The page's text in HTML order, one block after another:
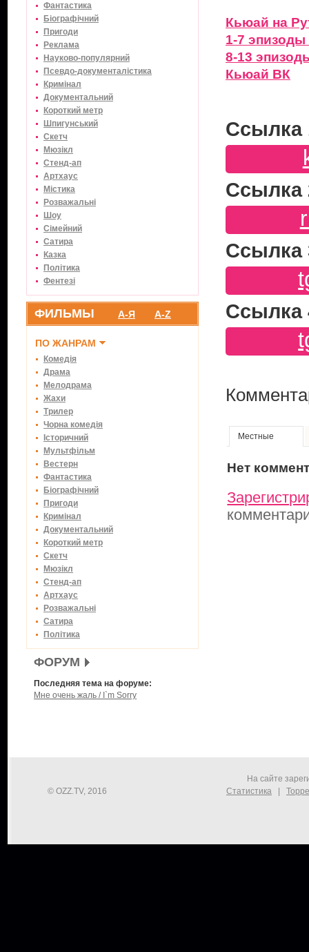
Фантастика
Біографічний
Пригоди
Реклама
Науково-популярний
Псевдо-документалістика
Кримінал
Документальний
Короткий метр
Шпигунський
Скетч
Мюзікл
Стенд-ап
Артхаус
Містика
Розважальні
Шоу
Сімейний
Сатира
Казка
Політика
Фентезі
ФИЛЬМЫ A-Z
А-Я
ПО ЖАНРАМ
Комедія
Драма
Мелодрама
Жахи
Трилер
Чорна комедія
Історичний
Мультфільм
Вестерн
Фантастика
Біографічний
Пригоди
Кримінал
Документальний
Короткий метр
Скетч
Мюзікл
Стенд-ап
Артхаус
Розважальні
Сатира
Політика
ФОРУМ
Последняя тема на форуме:
Мне очень жаль / I`m Sorry
Кьюай на
1-7 эпизоды
8-13
Кьюай ВК
Ссылка
Ссылка
Ссылка
Ссылка
Местные
Нет
На сайте
© OZZ.TV, 2016
Статистика